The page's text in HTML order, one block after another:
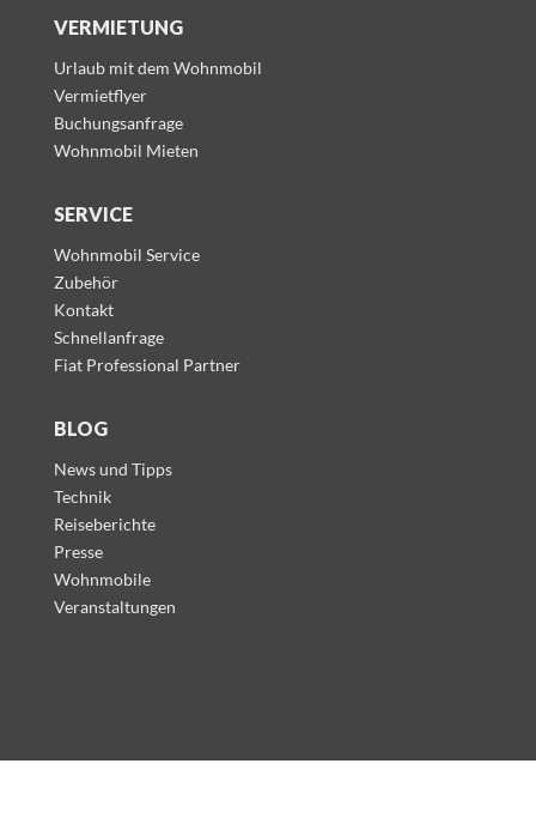
VERMIETUNG
Urlaub mit dem Wohnmobil
Vermietflyer
Buchungsanfrage
Wohnmobil Mieten
SERVICE
Wohnmobil Service
Zubehör
Kontakt
Schnellanfrage
Fiat Professional Partner
BLOG
News und Tipps
Technik
Reiseberichte
Presse
Wohnmobile
Veranstaltungen